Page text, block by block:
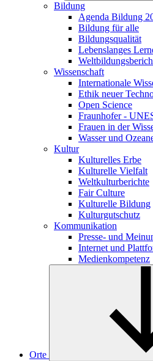
Bildung
Agenda Bildung
Bildung für alle
Bildungsqualität
Lebenslanges
Wissenschaft
Internationale
Ethik neuer
Open Science
Fraunhofer -
Frauen in der
Wasser und
Kultur
Kulturelles Erbe
Kulturelle Vielfalt
Weltkulturberichte
Fair Culture
Kulturelle Bildung
Kulturgutschutz
Kommunikation
Presse- und
Internet und
Medienkompetenz
Orte